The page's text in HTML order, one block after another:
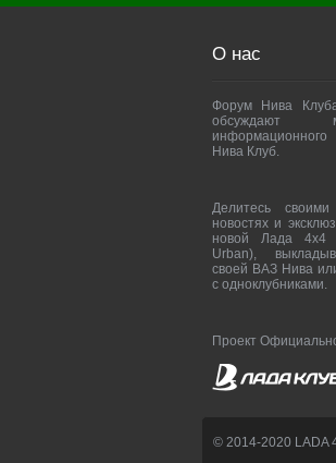
О нас
Форум Нива
обсуждают
Нива Клуб.
Делитесь
новостях и
новой Лада 4х4
Urban),
своей ВАЗ Нива
с одноклубниками.
Проект
© 2014-2020 LADA